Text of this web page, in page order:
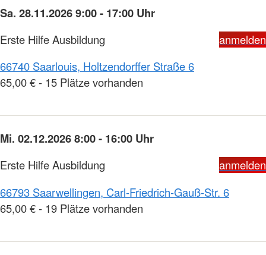
Sa. 28.11.2026 9:00 - 17:00 Uhr
Erste Hilfe Ausbildung
anmelden
66740 Saarlouis, Holtzendorffer Straße 6
65,00 € - 15 Plätze vorhanden
Mi. 02.12.2026 8:00 - 16:00 Uhr
Erste Hilfe Ausbildung
anmelden
66793 Saarwellingen, Carl-Friedrich-Gauß-Str. 6
65,00 € - 19 Plätze vorhanden